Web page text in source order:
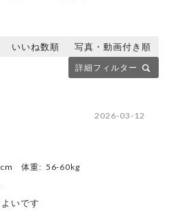
詳細フィルター
いいね数順 写真・動画付き順
2026-03-12
体重: 56-60kg
いです